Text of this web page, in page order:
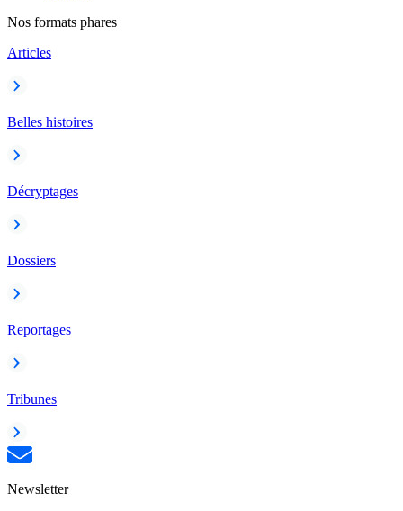
Nos formats phares
Articles
Belles histoires
Décryptages
Dossiers
Reportages
Tribunes
Newsletter